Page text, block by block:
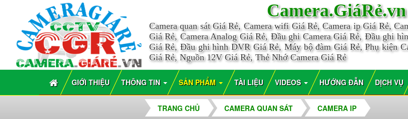
Camera.GiáRẻ.vn
Camera quan sát Giá Rẻ, Camera wifi Giá Rẻ, Camera ip Giá Rẻ,
Giá Rẻ, Camera Analog Giá Rẻ, Đầu ghi Camera Giá Rẻ, Đầu ghi
Giá Rẻ, Đầu ghi hình DVR Giá Rẻ, Máy bộ đàm Giá Rẻ, Phụ kiện
Giá Rẻ, Nguồn 12V Giá Rẻ, Thẻ Nhớ Camera Giá Rẻ
GIỚI THIỆU THÔNG TIN SẢN PHẨM TÀI LIỆU VIDEOS HƯỚNG ĐẪN DỊCH VỤ
TRANG CHỦ CAMERA QUAN SÁT CAMERA IP